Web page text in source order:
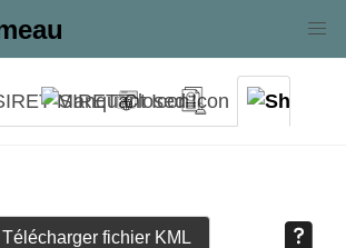
Télécharger fichier KML